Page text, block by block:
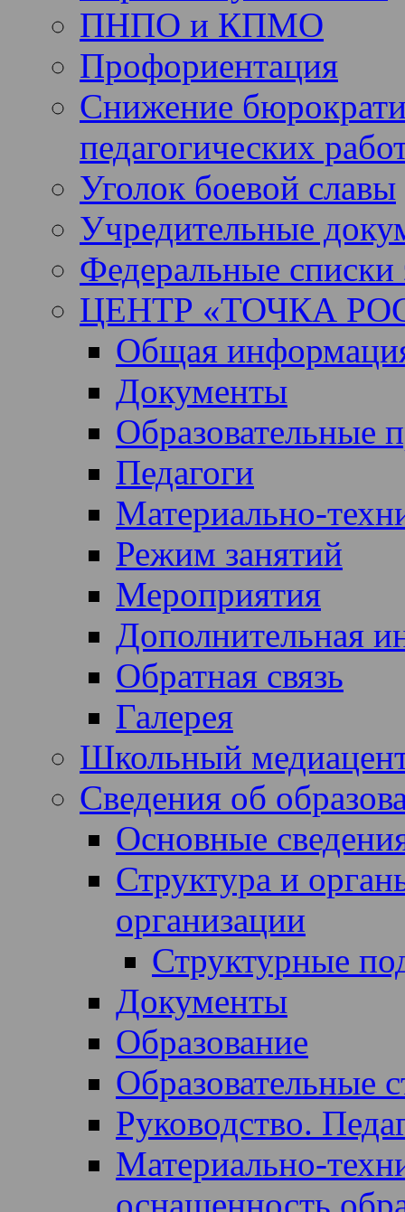
ПНПО и КПМО
Профориентация
Снижение
педагогических
Уголок боевой славы
Учредительные
Федеральные списки
ЦЕНТР «ТОЧКА
Общая
Документы
Образовательные
Педагоги
Материально-
Режим занятий
Мероприятия
Дополнительная
Обратная связь
Галерея
Школьный
Сведения об
Основные
Структура и
организации
Структурные
Документы
Образование
Образовательные
Руководство.
Материально-
оснащенность